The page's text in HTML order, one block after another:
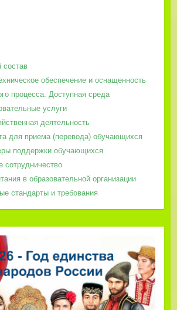
состав
обеспечение и оснащенность
процесса. Доступная среда
услуги
деятельность
для приема (перевода) обучающихся
поддержки обучающихся
сотрудничество
в образовательной организации
стандарты и требования